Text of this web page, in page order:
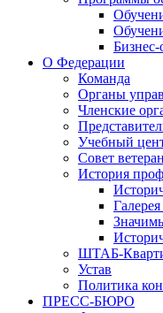
Бизнес-
О Федерации
Команда
Органы
Членские
Учебный
Совет
История
ШТАБ-
Устав
Политика
ПРЕСС-БЮРО